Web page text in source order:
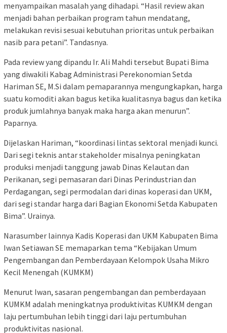
menyampaikan masalah yang dihadapi. “Hasil review akan
menjadi bahan perbaikan program tahun mendatang,
melakukan revisi sesuai kebutuhan prioritas untuk perbaikan
nasib para petani”. Tandasnya.
Pada review yang dipandu Ir. Ali Mahdi tersebut Bupati Bima
yang diwakili Kabag Administrasi Perekonomian Setda
Hariman SE, M.Si dalam pemaparannya mengungkapkan, harga
suatu komoditi akan bagus ketika kualitasnya bagus dan ketika
produk jumlahnya banyak maka harga akan menurun”.
Paparnya.
Dijelaskan Hariman, “koordinasi lintas sektoral menjadi kunci.
Dari segi teknis antar stakeholder misalnya peningkatan
produksi menjadi tanggung jawab Dinas Kelautan dan
Perikanan, segi pemasaran dari Dinas Perindustrian dan
Perdagangan, segi permodalan dari dinas koperasi dan UKM,
dari segi standar harga dari Bagian Ekonomi Setda Kabupaten
Bima”. Urainya.
Narasumber lainnya Kadis Koperasi dan UKM Kabupaten Bima
Iwan Setiawan SE memaparkan tema “Kebijakan Umum
Pengembangan dan Pemberdayaan Kelompok Usaha Mikro
Kecil Menengah (KUMKM)
Menurut Iwan, sasaran pengembangan dan pemberdayaan
KUMKM adalah meningkatnya produktivitas KUMKM dengan
laju pertumbuhan lebih tinggi dari laju pertumbuhan
produktivitas nasional.